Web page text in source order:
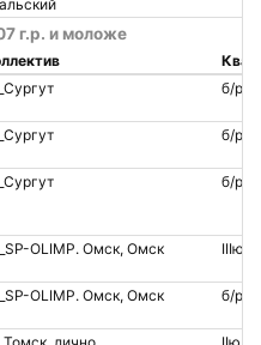
г.р. и моложе
Квал.
б/р
б/р
б/р
OLIMP. Омск, Омск IIIю
OLIMP. Омск, Омск б/р